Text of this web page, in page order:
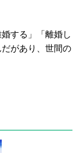
する」「離婚し
があり、世間の